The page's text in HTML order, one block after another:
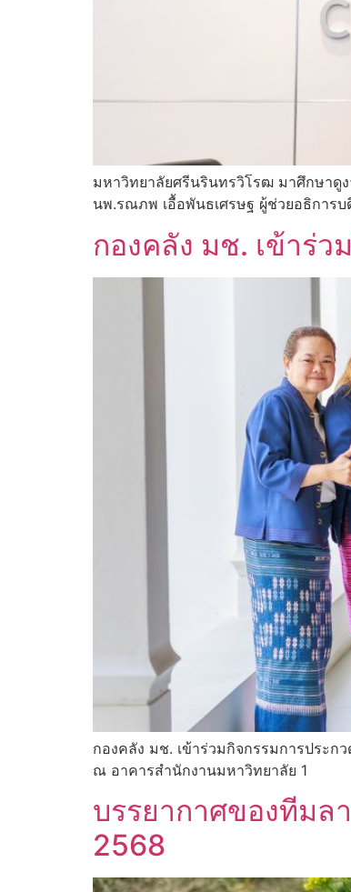
มหาวิทยาลัยศรีนรินทรวิโรฒ มาศึกษาดู
นพ.รณภพ เอื้อพันธเศรษฐ ผู้ช่วยอธิการบ
กองคลัง มช. เข้าร่
กองคลัง มช. เข้าร่วมกิจกรรมการประ
ณ อาคารสำนักงานมหาวิทยาลัย 1
บรรยากาศของทีมล
2568